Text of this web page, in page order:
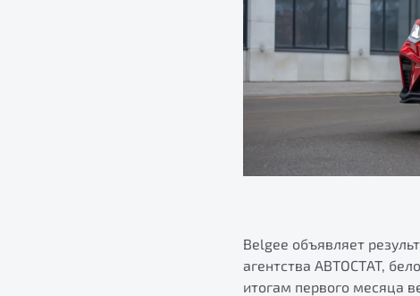
Belgee объявляет
агентства АВТОСТАТ,
итогам первого месяца